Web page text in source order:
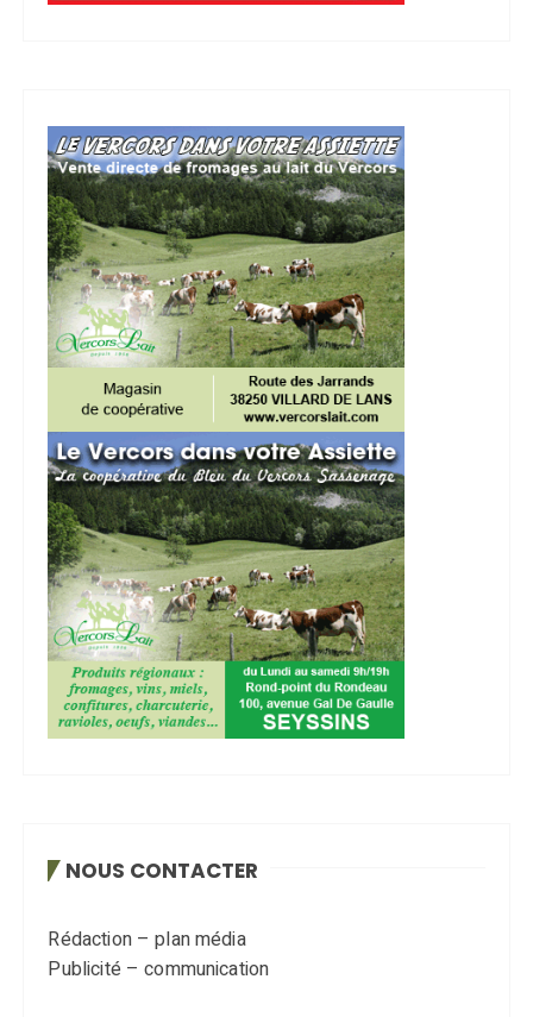
NOUS CONTACTER
Rédaction – plan média
Publicité – communication